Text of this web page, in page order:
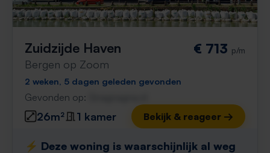
Zuidzijde Haven
Bergen op Zoom
€ 713 p/m
2 weken, 5 dagen geleden gevonden
Gevonden op:
26m² 1 kamer Bekijk & reageer →
⚡️ Deze woning is waarschijnlijk al weg